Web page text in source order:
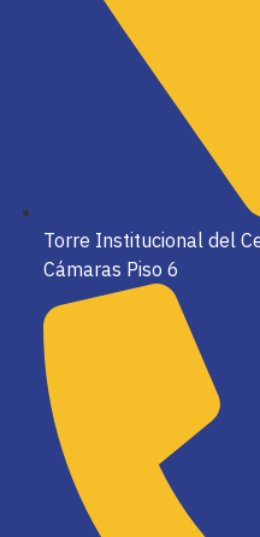
Torre Institucional del
Cámaras Piso 6